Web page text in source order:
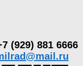
(929) 881 6666